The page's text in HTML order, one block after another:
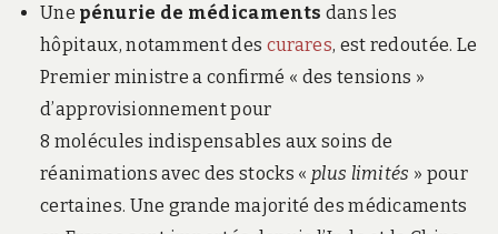
Une pénurie de médicaments dans les
hôpitaux, notamment des curares, est redoutée. Le
Premier ministre a confirmé « des tensions »
d’approvisionnement pour
8 molécules indispensables aux soins de
réanimations avec des stocks « plus limités » pour
certaines. Une grande majorité des médicaments